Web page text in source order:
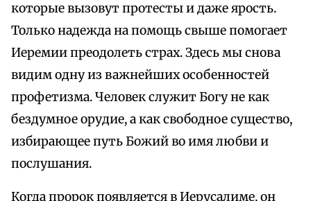
которые вызовут протесты и даже ярость.
Только надежда на помощь свыше помогает
Иеремии преодолеть страх. Здесь мы снова
видим одну из важнейших особенностей
профетизма. Человек служит Богу не как
бездумное орудие, а как свободное существо,
избирающее путь Божий во имя любви и
послушания.
Когда пророк появляется в Иерусалиме, он